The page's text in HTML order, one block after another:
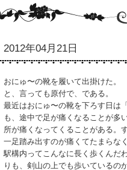
2012年04月21日
おにゅ〜の靴を履いて出掛けた。
と、言っても原付で、である。
最近はおにゅ〜の靴を下ろす日は
も、途中で足が痛くなることが多
所が痛くなってくることがある。
一足踏み出すのが痛くてたまらな
駅構内ってこんなに長く歩くんだ
りも、剣山の上でも歩いているの